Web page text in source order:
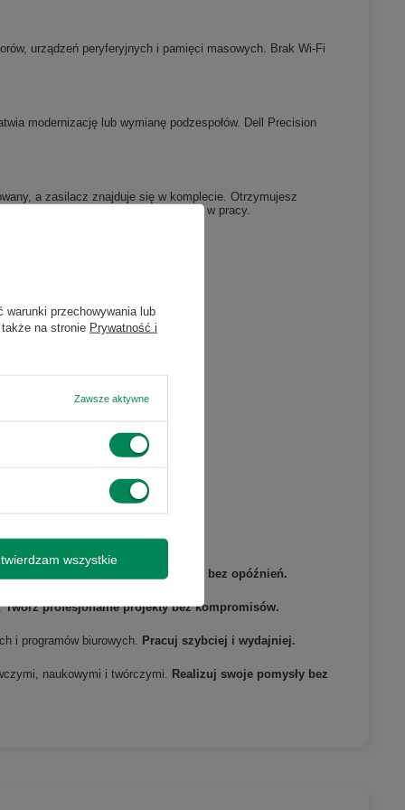
urządzeń peryferyjnych i pamięci masowych. Brak Wi-Fi
modernizację lub wymianę podzespołów. Dell Precision
a zasilacz znajduje się w komplecie. Otrzymujesz
niezawodność i wysoką wydajność w pracy.
Realizuj skomplikowane projekty bez opóźnień.
Twórz profesjonalne projekty bez kompromisów.
i programów biurowych. Pracuj szybciej i wydajniej.
naukowymi i twórczymi. Realizuj swoje pomysły bez
warunki przechowywania lub
na stronie Prywatność i
Zawsze aktywne
wszystkie